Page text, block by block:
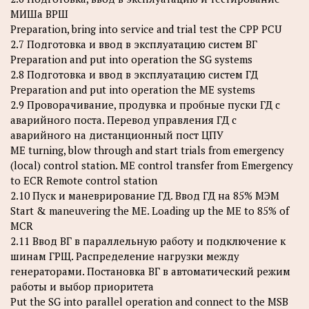
МИШа ВРШ
Preparation, bring into service and trial test the CPP PCU
2.7 Подготовка и ввод в эксплуатацию систем ВГ
Preparation and put into operation the SG systems
2.8 Подготовка и ввод в эксплуатацию систем ГД
Preparation and put into operation the ME systems
2.9 Проворачивание, продувка и пробные пуски ГД с
аварийного поста. Перевод управления ГД с
аварийного на дистанционный пост ЦПУ
ME turning, blow through and start trials from emergency
(local) control station. ME control transfer from Emergency
to ECR Remote control station
2.10 Пуск и маневрирование ГД. Ввод ГД на 85% МЭМ
Start & maneuvering the ME. Loading up the ME to 85% of
MCR
2.11 Ввод ВГ в параллельную работу и подключение к
шинам ГРЩ. Распределение нагрузки между
генераторами. Постановка ВГ в автоматический режим
работы и выбор приоритета
Put the SG into parallel operation and connect to the MSB